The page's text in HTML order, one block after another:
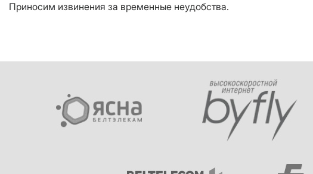
Приносим извинения за временные неудобства.